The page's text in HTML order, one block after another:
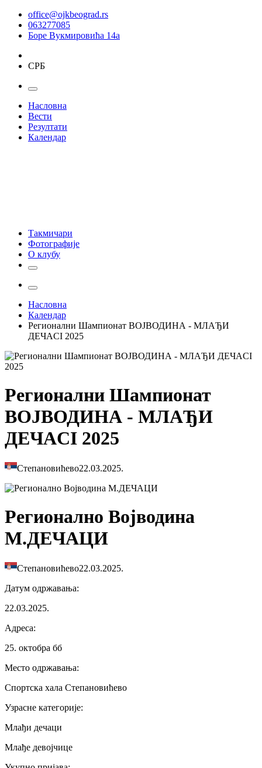
office@ojkbeograd.rs
063277085
Боре Вукмировића 14а
СРБ
Насловна
Вести
Резултати
Календар
Такмичари
Фотографије
О клубу
Насловна
Календар
Регионални Шампионат ВОЈВОДИНА - МЛАЂИ
ДЕЧАCI 2025
Регионални Шампионат
ВОЈВОДИНА - МЛАЂИ
ДЕЧАCI 2025
Степановићево22.03.2025.
Регионално Војводина
М.ДЕЧАЦИ
Степановићево22.03.2025.
Датум одржавања:
22.03.2025.
Адреса:
25. октобра бб
Место одржавања:
Спортска хала Степановићево
Узрасне категорије:
Млађи дечаци
Млађе девојчице